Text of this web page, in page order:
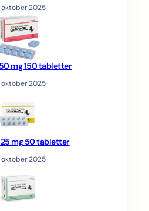
oktober 2025
mg 150 tabletter
oktober 2025
mg 50 tabletter
oktober 2025